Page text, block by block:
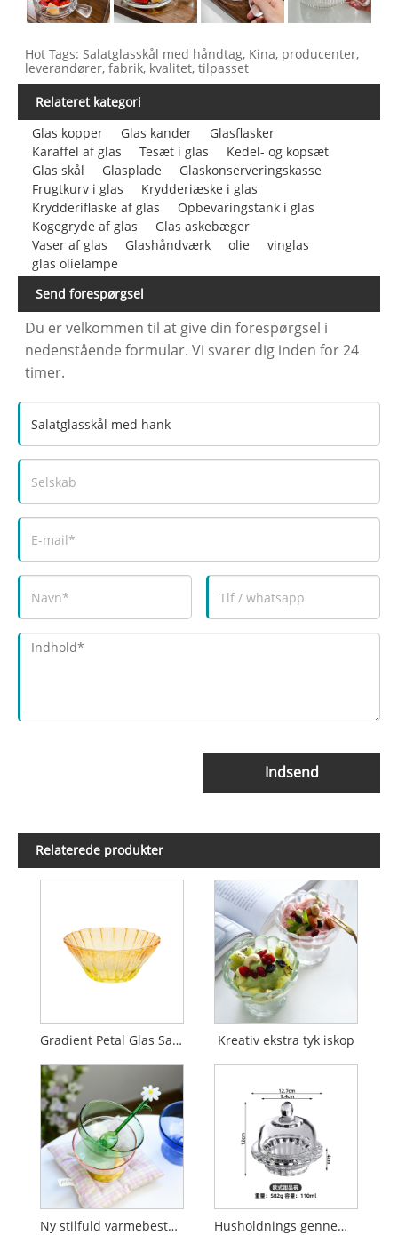
Hot Tags: Salatglasskål med håndtag, Kina, producenter,
leverandører, fabrik, kvalitet, tilpasset
Relateret kategori
Glas kopper
Glas kander
Glasflasker
Karaffel af glas
Tesæt i glas
Kedel- og kopsæt
Glas skål
Glasplade
Glaskonserveringskasse
Frugtkurv i glas
Krydderiæske i glas
Krydderiflaske af glas
Opbevaringstank i glas
Kogegryde af glas
Glas askebæger
Vaser af glas
Glashåndværk olie
vinglas
glas olielampe
Send forespørgsel
Du er velkommen til at give din forespørgsel i
nedenstående formular. Vi svarer dig inden for 24
timer.
Indsend
Relaterede produkter
Gradient Petal Glas Salatskål til hjemmebrug Kreativ ekstra tyk iskop
Ny stilfuld varmebestandig farvet glasskål Husholdnings gennemsigtigt glas fuglerede skål med låg